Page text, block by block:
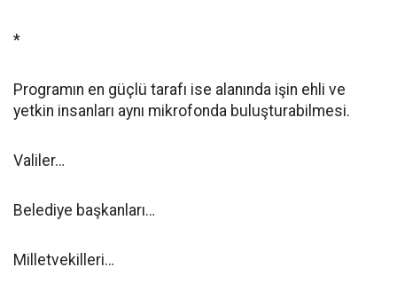
*
Programın en güçlü tarafı ise alanında işin ehli ve
yetkin insanları aynı mikrofonda buluşturabilmesi.
Valiler…
Belediye başkanları…
Milletvekilleri…